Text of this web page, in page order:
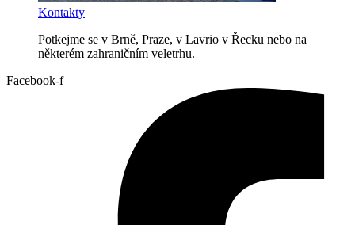
Kontakty
Potkejme se v Brně, Praze, v Lavrio v Řecku nebo na
některém zahraničním veletrhu.
Facebook-f